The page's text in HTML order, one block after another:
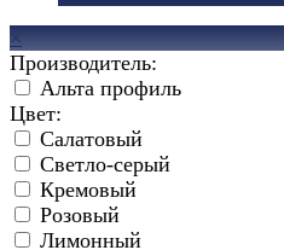
×
Производитель:
Альта профиль
Цвет:
Салатовый
Светло-серый
Кремовый
Розовый
Лимонный